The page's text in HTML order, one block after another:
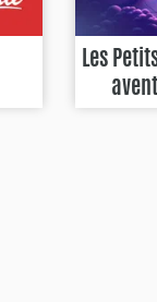
Les